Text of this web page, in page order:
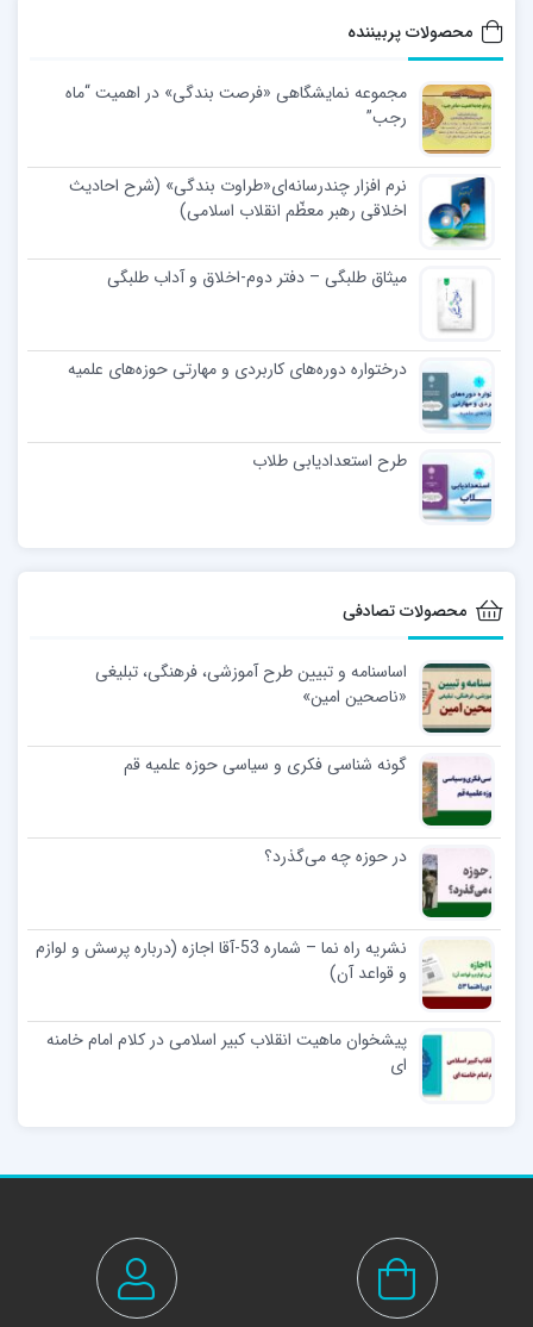
محصولات پربیننده
مجموعه نمایشگاهی «فرصت بندگی» در اهمیت “ماه
رجب”
نرم افزار چندرسانه‌ای«طراوت بندگی» (شرح احادیث
اخلاقی رهبر معظّم انقلاب اسلامی)
میثاق طلبگی – دفتر دوم-اخلاق و آداب طلبگی
درختواره دوره‌های کاربردی و مهارتی حوزه‌های علمیه
طرح استعدادیابی طلاب
محصولات تصادفی
اساسنامه و تبیین طرح آموزشی، فرهنگی، تبلیغی
«ناصحین امین»
گونه شناسی فکری و سیاسی حوزه علمیه قم
در حوزه چه می‌گذرد؟
نشریه راه نما – شماره 53-آقا اجازه (درباره پرسش و لوازم
و قواعد آن)
پیشخوان ماهیت انقلاب کبیر اسلامی در کلام امام خامنه
ای